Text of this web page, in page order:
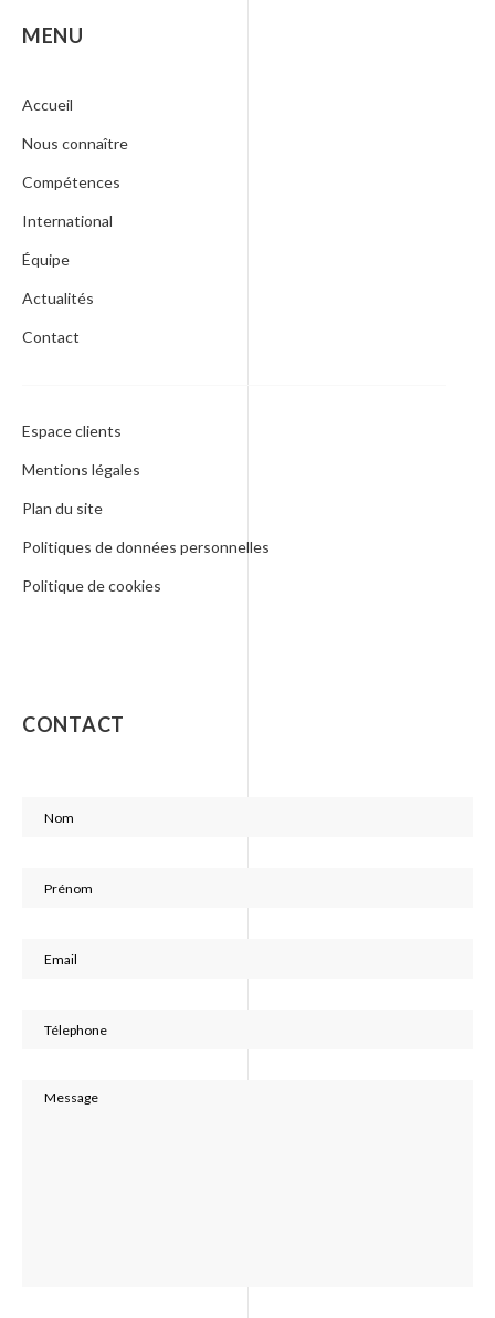
MENU
Accueil
Nous connaître
Compétences
International
Équipe
Actualités
Contact
Espace clients
Mentions légales
Plan du site
Politiques de données personnelles
Politique de cookies
CONTACT